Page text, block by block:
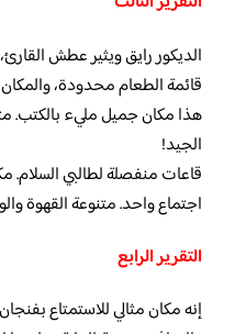
الديكور رايق ويثير عطش
قائمة الطعام محدودة،
هذا مكان جميل مليء بالكتب.
الجيد!
قاعات منفصلة لطالبي السلام.
اجتماع واحد. متنوعة القهوة
التقرير الرابع
إنه مكان مثالي للاستمتاع